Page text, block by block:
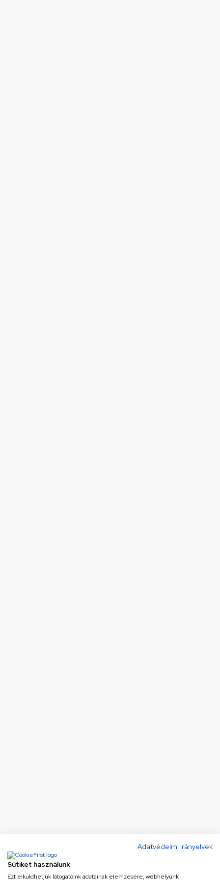
Adatvédelmi irányelvek
Sütiket használunk
Ezt elküldhetjük látogatóink adatainak elemzésére, webhelyünk